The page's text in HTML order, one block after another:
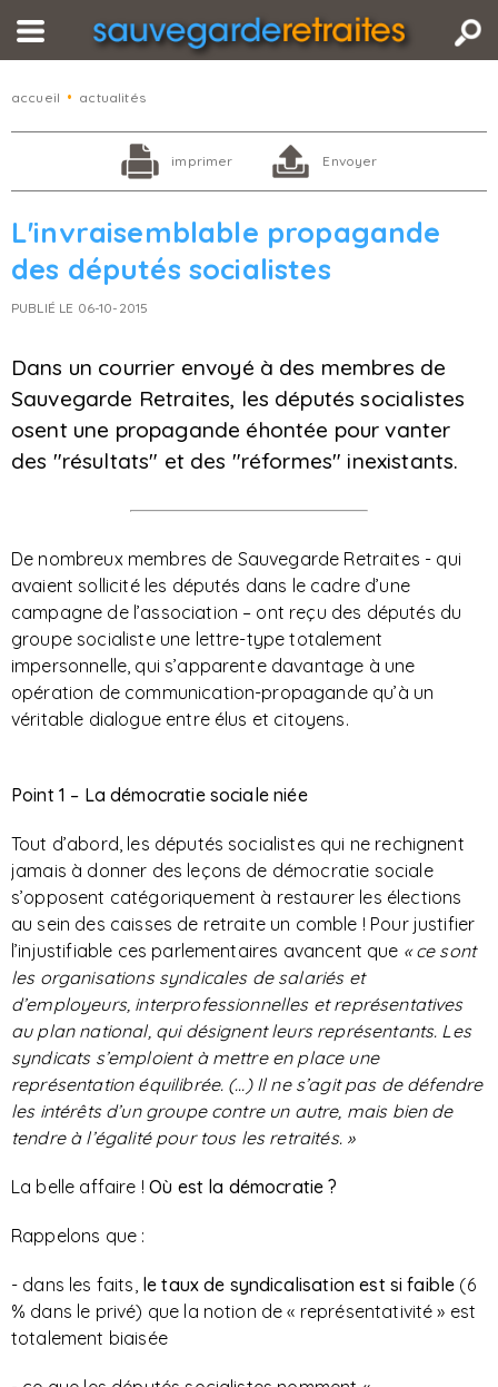
accueil • actualités
imprimer Envoyer
L'invraisemblable propagande
des députés socialistes
PUBLIÉ LE 06-10-2015
Dans un courrier envoyé à des membres de
Sauvegarde Retraites, les députés socialistes
osent une propagande éhontée pour vanter
des "résultats" et des "réformes" inexistants.
De nombreux membres de Sauvegarde Retraites - qui
avaient sollicité les députés dans le cadre d’une
campagne de l’association – ont reçu des députés du
groupe socialiste une lettre-type totalement
impersonnelle, qui s’apparente davantage à une
opération de communication-propagande qu’à un
véritable dialogue entre élus et citoyens.
Point 1 – La démocratie sociale niée
Tout d’abord, les députés socialistes qui ne rechignent
jamais à donner des leçons de démocratie sociale
s’opposent catégoriquement à restaurer les élections
au sein des caisses de retraite un comble ! Pour justifier
l’injustifiable ces parlementaires avancent que « ce sont
les organisations syndicales de salariés et
d’employeurs, interprofessionnelles et représentatives
au plan national, qui désignent leurs représentants. Les
syndicats s’emploient à mettre en place une
représentation équilibrée. (…) Il ne s’agit pas de défendre
les intérêts d’un groupe contre un autre, mais bien de
tendre à l’égalité pour tous les retraités. »
La belle affaire ! Où est la démocratie ?
Rappelons que :
- dans les faits, le taux de syndicalisation est si faible (6
% dans le privé) que la notion de « représentativité » est
totalement biaisée